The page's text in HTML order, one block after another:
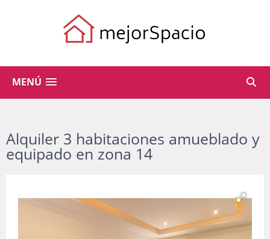
MENÚ
Alquiler 3 habitaciones amueblado y
equipado en zona 14